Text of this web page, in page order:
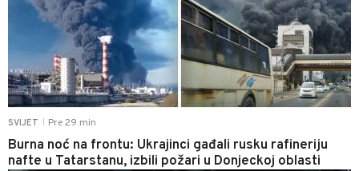
SVIJET Pre 29 min
Burna noć na frontu: Ukrajinci gađali rusku rafineriju
nafte u Tatarstanu, izbili požari u Donjeckoj oblasti